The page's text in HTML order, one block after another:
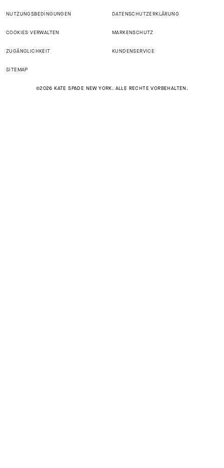
NUTZUNGSBEDINGUNGEN DATENSCHUTZERKLÄRUNG
COOKIES VERWALTEN MARKENSCHUTZ
ZUGÄNGLICHKEIT KUNDENSERVICE
SITEMAP
©2026 KATE SPADE NEW YORK. ALLE RECHTE VORBEHALTEN.